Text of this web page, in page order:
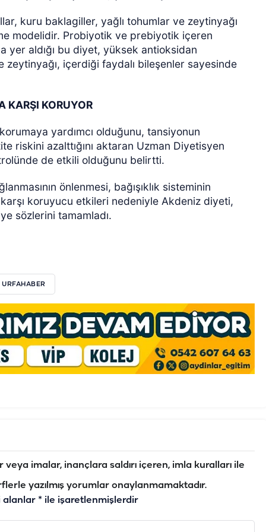
kuru baklagiller, yağlı tohumlar ve zeytinyağı
modelidir. Probiyotik ve prebiyotik içeren
yer aldığı bu diyet, yüksek antioksidan
içerdiği faydalı bileşenler sayesinde
KARŞI KORUYOR
yardımcı olduğunu, tansiyonun
riskini azalttığını aktaran Uzman Diyetisyen
de etkili olduğunu belirtti.
önlenmesi, bağışıklık sisteminin
koruyucu etkileri nedeniyle Akdeniz diyeti,
sözlerini tamamladı.
URFAHABER
imalar, inançlara saldırı içeren, imla kuralları ile
yazılmış yorumlar onaylanmamaktadır.
alanlar * ile işaretlenmişlerdir